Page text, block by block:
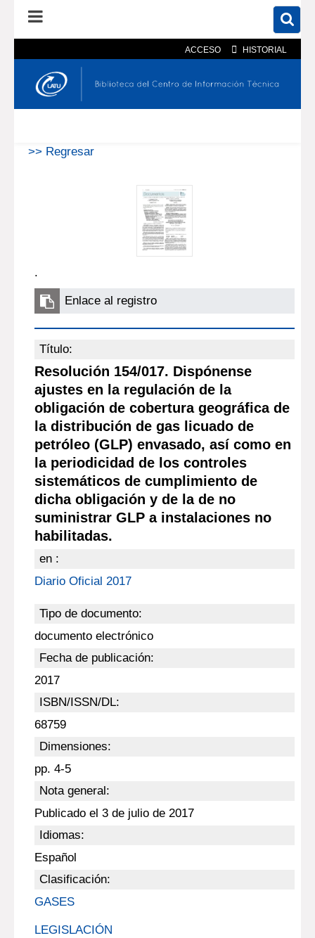
ACCESO HISTORIAL
En el catálogo En el sitio
>> Regresar
.
Enlace al registro
Título:
Resolución 154/017. Dispónense
ajustes en la regulación de la
obligación de cobertura geográfica de
la distribución de gas licuado de
petróleo (GLP) envasado, así como en
la periodicidad de los controles
sistemáticos de cumplimiento de
dicha obligación y de la de no
suministrar GLP a instalaciones no
habilitadas.
en :
Diario Oficial 2017
Tipo de documento:
documento electrónico
Fecha de publicación:
2017
ISBN/ISSN/DL:
68759
Dimensiones:
pp. 4-5
Nota general:
Publicado el 3 de julio de 2017
Idiomas:
Español
Clasificación:
GASES
LEGISLACIÓN